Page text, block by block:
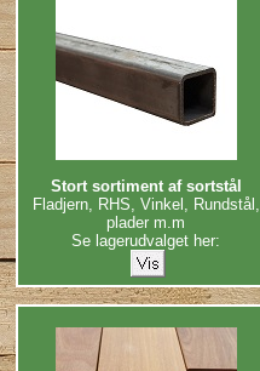
Stort sortiment af sortstål
Fladjern, RHS, Vinkel, Rundstål,
plader m.m
Se lagerudvalget her: